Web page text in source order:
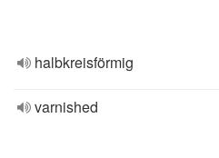
halbkreisförmig
varnished